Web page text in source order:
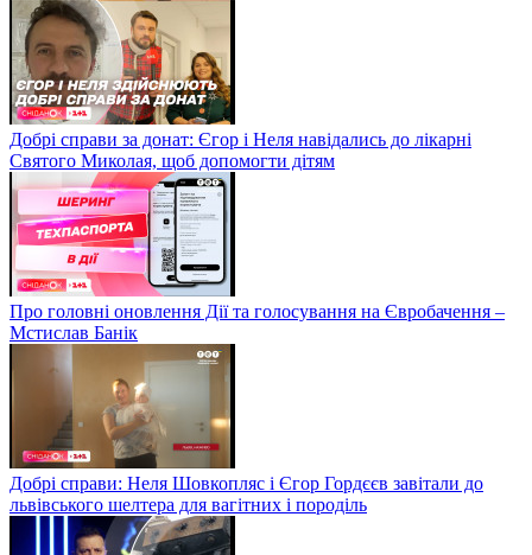
Добрі справи за донат: Єгор і Неля навідались до лікарні
Святого Миколая, щоб допомогти дітям
Про головні оновлення Дії та голосування на Євробачення –
Мстислав Банік
Добрі справи: Неля Шовкопляс і Єгор Гордєєв завітали до
львівського шелтера для вагітних і породіль